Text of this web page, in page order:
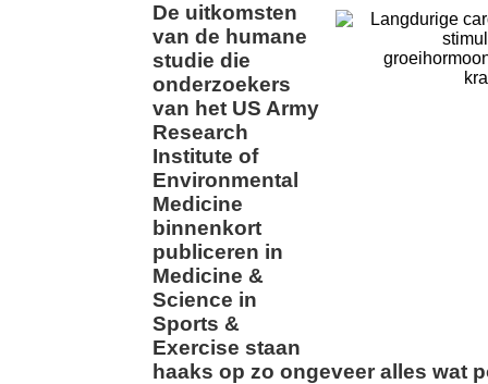
De uitkomsten
van de humane
studie die
onderzoekers
van het US Army
Research
Institute of
Environmental
Medicine
binnenkort
publiceren in
Medicine &
Science in
Sports &
Exercise staan
haaks op zo ongeveer alles wat